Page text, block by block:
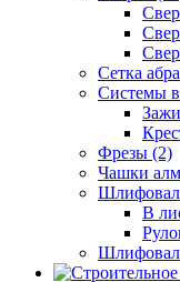
Сетка
Системы
Фрезы (2)
Чашки
В